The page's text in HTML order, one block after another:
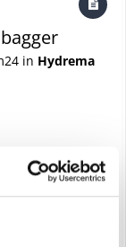
in Hydrema